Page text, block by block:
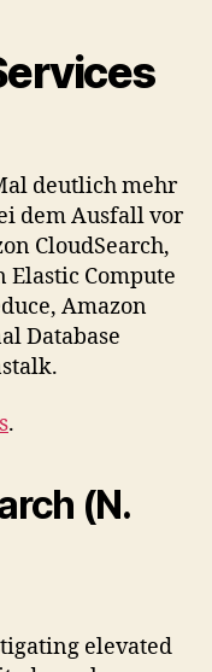
deutlich mehr
dem Ausfall vor
CloudSearch,
Elastic Compute
Amazon
Database
.
(N.
elevated